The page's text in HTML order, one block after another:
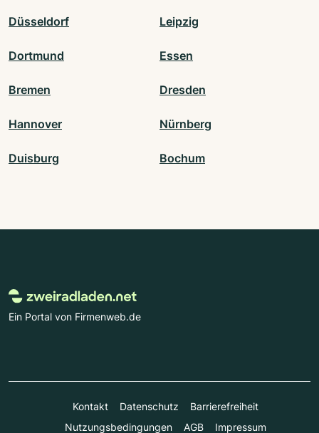
Düsseldorf Leipzig
Dortmund Essen
Bremen Dresden
Hannover Nürnberg
Duisburg Bochum
Ein Portal von Firmenweb.de
Kontakt Datenschutz
Barrierefreiheit
Nutzungsbedingungen
AGB Impressum